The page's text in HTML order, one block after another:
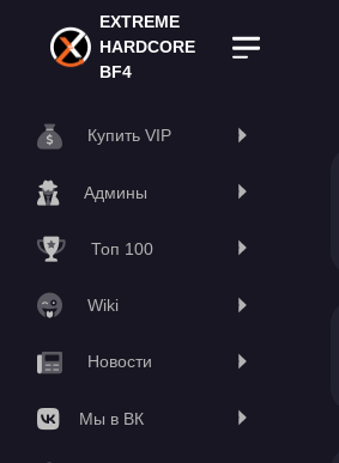
EXTREME
HARDCORE
BF4
Купить VIP
Админы
Топ 100
Wiki
Новости
Мы в ВК